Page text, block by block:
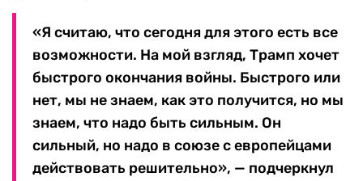
«Я считаю, что сегодня для этого есть все
возможности. На мой взгляд, Трамп хочет
быстрого окончания войны. Быстрого или
нет, мы не знаем, как это получится, но мы
знаем, что надо быть сильным. Он
сильный, но надо в союзе с европейцами
действовать решительно», — подчеркнул